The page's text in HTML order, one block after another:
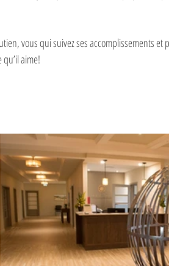
vous qui suivez ses accomplissements
aime!